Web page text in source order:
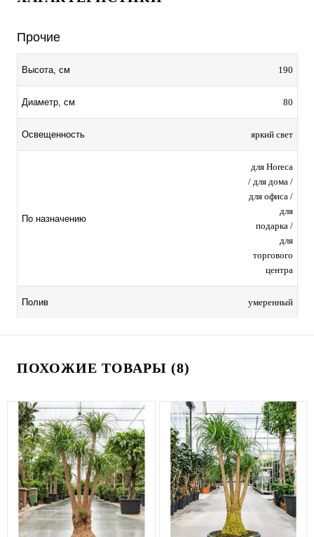
Прочие
Высота, см 190
Диаметр, см 80
Освещенность яркий свет
По назначению
для Horeca
/ для дома /
для офиса /
для
подарка /
для
торгового
центра
Полив умеренный
ПОХОЖИЕ ТОВАРЫ (8)